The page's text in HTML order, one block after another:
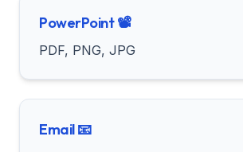
📽️ PowerPoint
PDF, PNG, JPG
📧 Email